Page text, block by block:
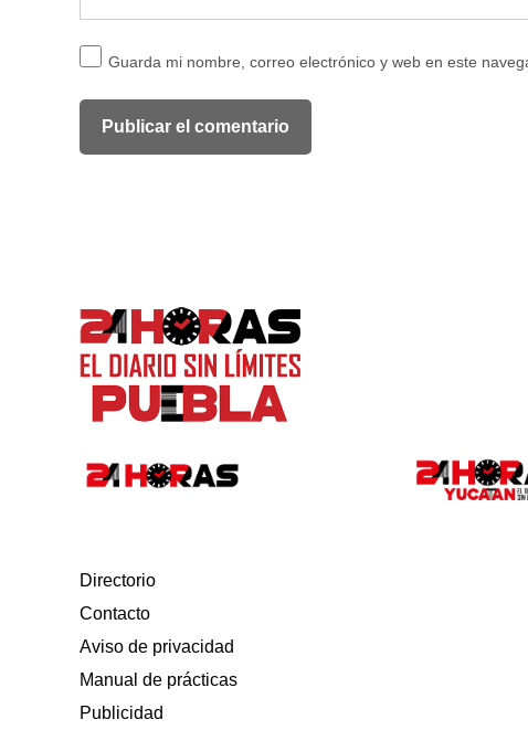
Guarda mi nombre, correo electrónico y web en este
Directorio
Contacto
Aviso de privacidad
Manual de prácticas
Publicidad